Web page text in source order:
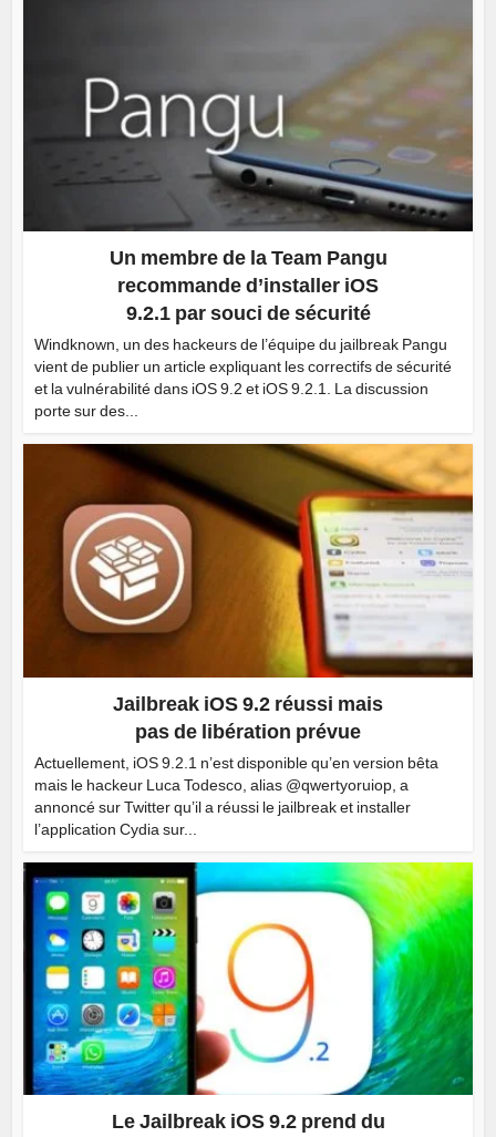
Un membre de la Team Pangu
recommande d’installer iOS
9.2.1 par souci de sécurité
Windknown, un des hackeurs de l’équipe du jailbreak Pangu
vient de publier un article expliquant les correctifs de sécurité
et la vulnérabilité dans iOS 9.2 et iOS 9.2.1. La discussion
porte sur des...
Jailbreak iOS 9.2 réussi mais
pas de libération prévue
Actuellement, iOS 9.2.1 n’est disponible qu’en version bêta
mais le hackeur Luca Todesco, alias @qwertyoruiop, a
annoncé sur Twitter qu’il a réussi le jailbreak et installer
l’application Cydia sur...
Le Jailbreak iOS 9.2 prend du